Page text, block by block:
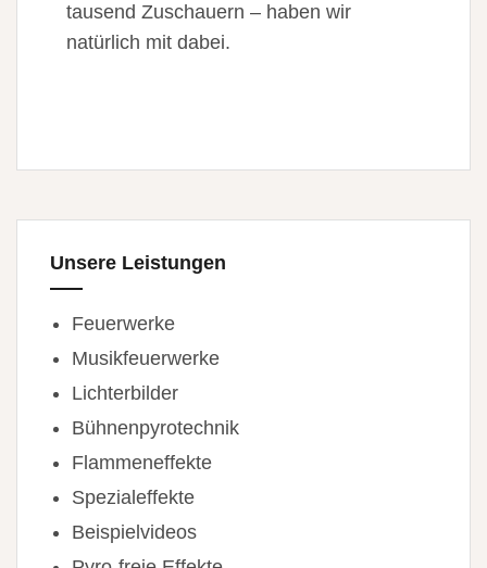
tausend Zuschauern – haben wir
natürlich mit dabei.
Unsere Leistungen
Feuerwerke
Musikfeuerwerke
Lichterbilder
Bühnenpyrotechnik
Flammeneffekte
Spezialeffekte
Beispielvideos